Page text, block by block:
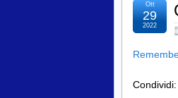
Ott
29
2022
Condividi: